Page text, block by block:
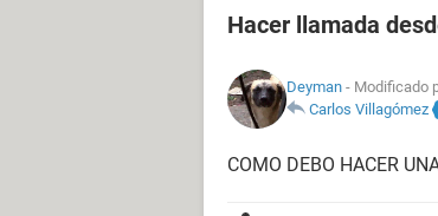
Hacer llamada
Deyman - Modificado
Carlos Villagómez
COMO DEBO HACER